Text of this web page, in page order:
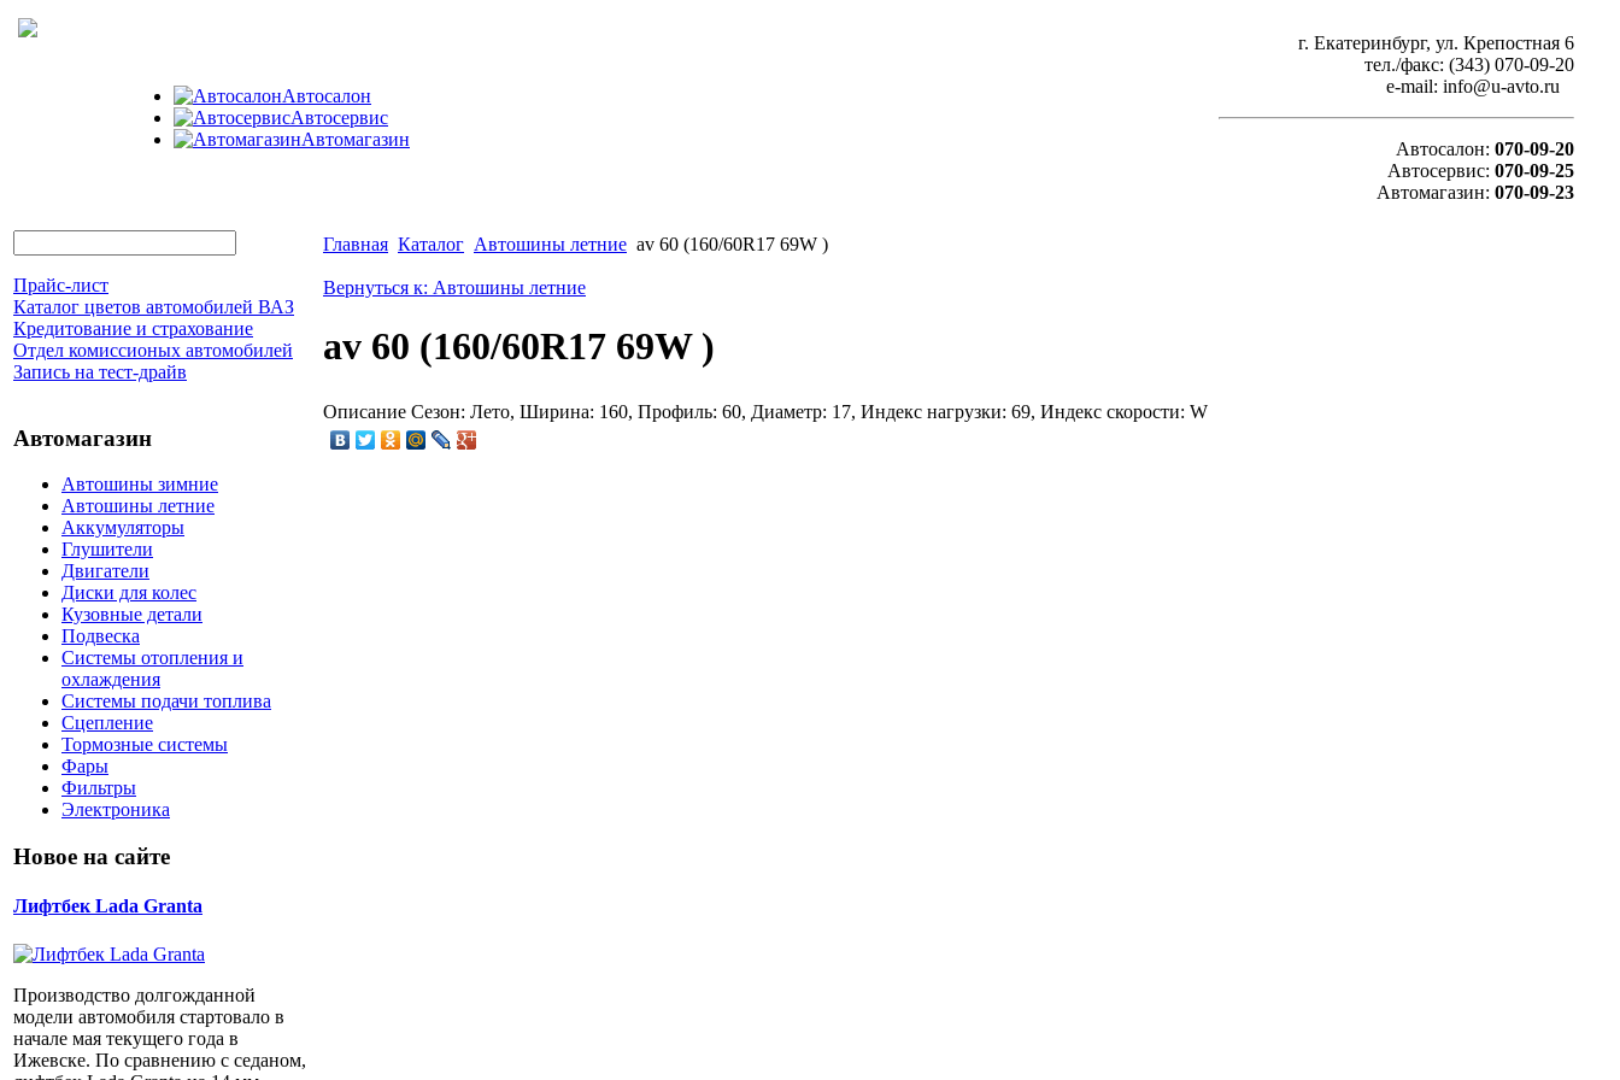
Автосалон
Автосервис
Автомагазин
г. Екатеринбург, ул. Крепостная 6
тел./факс: (343) 070-09-20
e-mail: info@u-avto.ru
Автосалон: 070-09-20
Автосервис: 070-09-25
Автомагазин: 070-09-23
Прайс-лист
Каталог цветов автомобилей ВАЗ
Кредитование и страхование
Отдел комиссионых автомобилей
Запись на тест-драйв
Автомагазин
Автошины зимние
Автошины летние
Аккумуляторы
Глушители
Двигатели
Диски для колес
Кузовные детали
Подвеска
Системы отопления и
охлаждения
Системы подачи топлива
Сцепление
Тормозные системы
Фары
Фильтры
Электроника
Новое на сайте
Лифтбек Lada Granta
Производство долгожданной
модели автомобиля стартовало в
начале мая текущего года в
Ижевске. По сравнению с седаном,
Главная Каталог Автошины летние av 60 (160/60R17 69W )
Вернуться к: Автошины летние
av 60 (160/60R17 69W )
Описание Сезон: Лето, Ширина: 160, Профиль: 60, Диаметр: 17, Индекс нагрузки: 69, Индекс скорости: W